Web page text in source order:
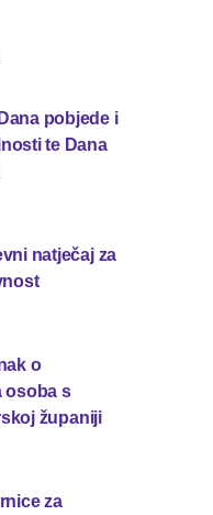
pobjede i
te Dana
natječaj za
o
osoba s
županiji
za